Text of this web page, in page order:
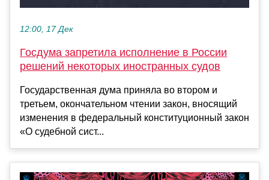
12:00, 17 Дек
Госдума запретила исполнение в России
решений некоторых иностранных судов
Государственная дума приняла во втором и
третьем, окончательном чтении закон, вносящий
изменения в федеральный конституционный закон
«О судебной сист...